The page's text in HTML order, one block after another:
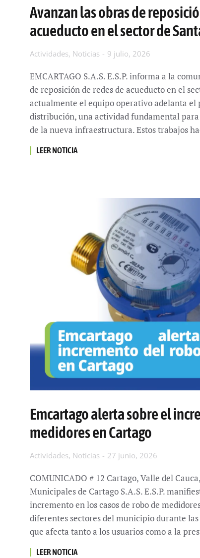
Avanzan las obras de
acueducto en el sector de
Actividades, Noticias 9 julio, 2026
EMCARTAGO S.A.S. E.S.P. informa a la
de reposición de redes de acueducto en el
actualmente el equipo operativo adelanta el
distribución, una actividad fundamental
de la nueva infraestructura. Estos trabajos
LEER NOTICIA
Emcartago alerta sobre el
medidores en Cartago
Actividades, Noticias 27 junio, 2026
COMUNICADO # 12 Cartago, Valle del
Municipales de Cartago S.A.S. E.S.P.
incremento en los casos de robo de
diferentes sectores del municipio durante
que afecta tanto a los usuarios como a la
LEER NOTICIA